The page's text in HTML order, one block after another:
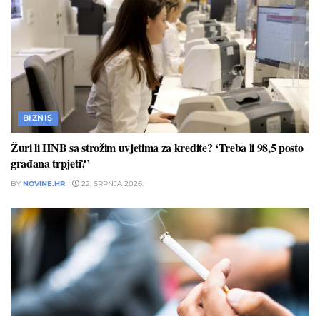
BIZNIS
Žuri li HNB sa strožim uvjetima za kredite? ‘Treba li 98,5 posto
građana trpjeti?’
BY NOVINE.HR 22. SRPNJA 2026.